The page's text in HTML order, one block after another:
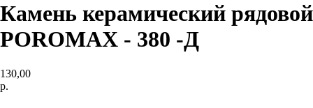
Камень керамический рядовой
POROMAX - 380 -Д
130,00
р.